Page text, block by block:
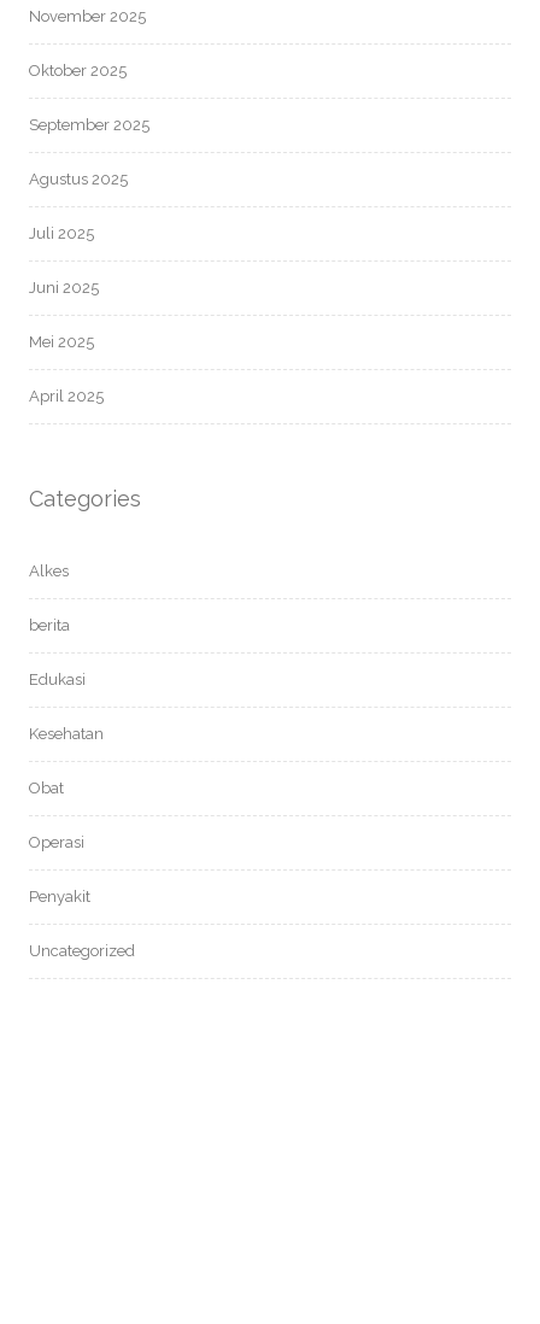
November 2025
Oktober 2025
September 2025
Agustus 2025
Juli 2025
Juni 2025
Mei 2025
April 2025
Categories
Alkes
berita
Edukasi
Kesehatan
Obat
Operasi
Penyakit
Uncategorized